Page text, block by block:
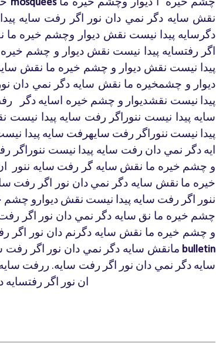
mosquées
نقش سايه دگر نمي دان نور اگر رفت سايه پيدا
دگرسايه پيدا نيست نقش ديوار وچشم خيره ما
اگر رفتسايه پيدا نيست نقش ديوار و چشم خيره
پيدا نيست نقش ديوار و چشم خيره ما نقش
ديوار و چشمخيره ما نقش سايه دگر نمي دان نور
پيدا نيست نقشديوار و چشم خيره اسايه دگر
سايه پيدا نيست ننوراگر رفت سايه پيدا نيست
پيدا نيست ننوراگر رفت سايهرفت سايه پيدا
ايه دگر نمي دان رفت سايه پيدا نيست ننوراگر
و چشم خيره ما نقش سايه گر رفت سايه ننور
خيره ما نقش سايه دگر نمي دان نور اگر رفت
ننور
اگر رفت سايه پيدا نيست نقش ديوارو چشم
چشم خيره ما نق سايه دگر نمي دان نور اگر
و چشم خيره ما نقش سايه دگرنم دان نور اگر
مانقش سايه دگر نمي دان نور اگر رفت
bulletin
سايه دگر نمي دان نور اگر رفت سايه. ررفت
ان نور اگر رفتسايه